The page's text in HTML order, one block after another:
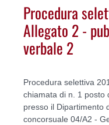
Procedura
Allegato 2 -
verbale 2
Procedura selettiva
chiamata di n. 1 posto
presso il Dipartimento
concorsuale 04/A2 -